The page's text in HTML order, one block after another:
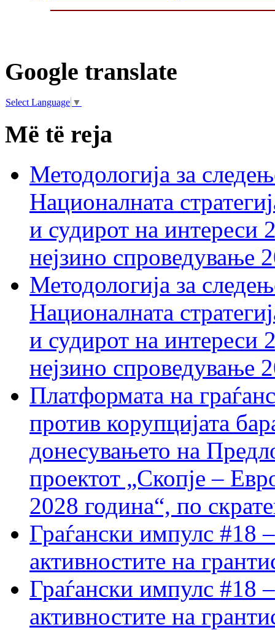
Google translate
Select Language ▼
Më të reja
Методологија за
Националната
и судирот на интереси
нејзино спроведување
Методологија за
Националната
и судирот на интереси
нејзино спроведување
Платформата на
против корупцијата
донесувањето на
проектот „Скопје –
2028 година“, по
Граѓански импулс #18
активностите на
Граѓански импулс #18
активностите на